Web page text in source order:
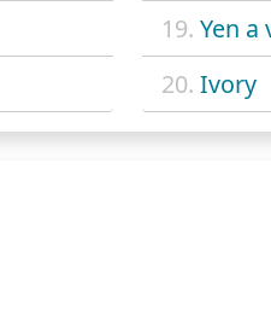
19. Yen a
20. Ivory